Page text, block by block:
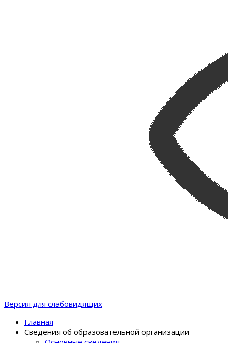
Версия для слабовидящих
Главная
Сведения об образовательной организации